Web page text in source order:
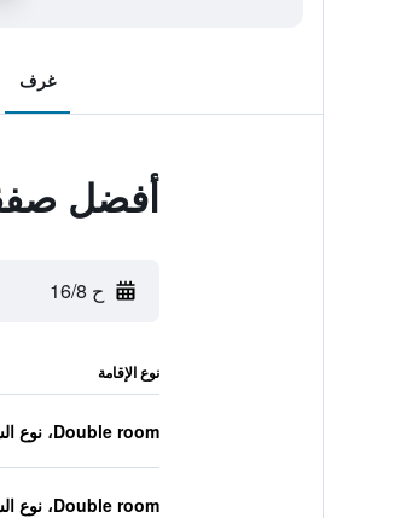
غرف
أفضل
ح 16/8
نوع الإقامة
Double room، نوع السرير غير معروف
Double room، نوع السرير غير معروف